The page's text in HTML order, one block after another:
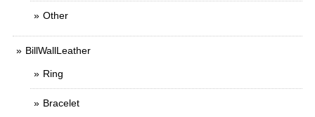
Other
BillWallLeather
Ring
Bracelet